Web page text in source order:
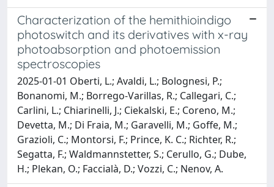
Characterization of the hemithioindigo
photoswitch and its derivatives with x-ray
photoabsorption and photoemission
spectroscopies
2025-01-01 Oberti, L.; Avaldi, L.; Bolognesi, P.;
Bonanomi, M.; Borrego-Varillas, R.; Callegari, C.;
Carlini, L.; Chiarinelli, J.; Ciekalski, E.; Coreno, M.;
Devetta, M.; Di Fraia, M.; Garavelli, M.; Goffe, M.;
Grazioli, C.; Montorsi, F.; Prince, K. C.; Richter, R.;
Segatta, F.; Waldmannstetter, S.; Cerullo, G.; Dube,
H.; Plekan, O.; Faccialà, D.; Vozzi, C.; Nenov, A.